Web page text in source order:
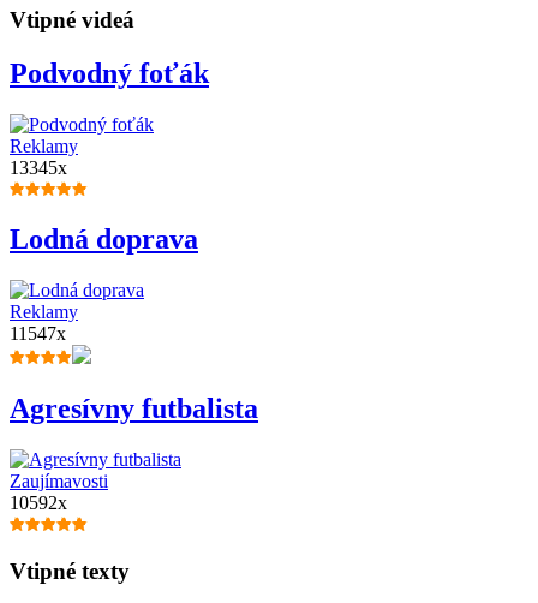
Vtipné videá
Podvodný foťák
Reklamy
13345x
Lodná doprava
Reklamy
11547x
Agresívny futbalista
Zaujímavosti
10592x
Vtipné texty